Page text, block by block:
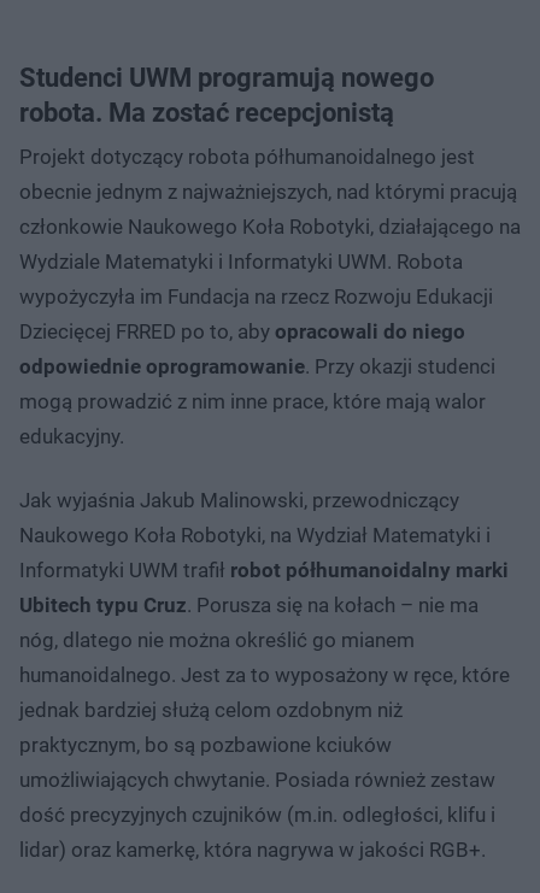
Studenci UWM programują nowego
robota. Ma zostać recepcjonistą
Projekt dotyczący robota półhumanoidalnego jest
obecnie jednym z najważniejszych, nad którymi pracują
członkowie Naukowego Koła Robotyki, działającego na
Wydziale Matematyki i Informatyki UWM. Robota
wypożyczyła im Fundacja na rzecz Rozwoju Edukacji
Dziecięcej FRRED po to, aby opracowali do niego
odpowiednie oprogramowanie. Przy okazji studenci
mogą prowadzić z nim inne prace, które mają walor
edukacyjny.
Jak wyjaśnia Jakub Malinowski, przewodniczący
Naukowego Koła Robotyki, na Wydział Matematyki i
Informatyki UWM trafił robot półhumanoidalny marki
Ubitech typu Cruz. Porusza się na kołach – nie ma
nóg, dlatego nie można określić go mianem
humanoidalnego. Jest za to wyposażony w ręce, które
jednak bardziej służą celom ozdobnym niż
praktycznym, bo są pozbawione kciuków
umożliwiających chwytanie. Posiada również zestaw
dość precyzyjnych czujników (m.in. odległości, klifu i
lidar) oraz kamerkę, która nagrywa w jakości RGB+.